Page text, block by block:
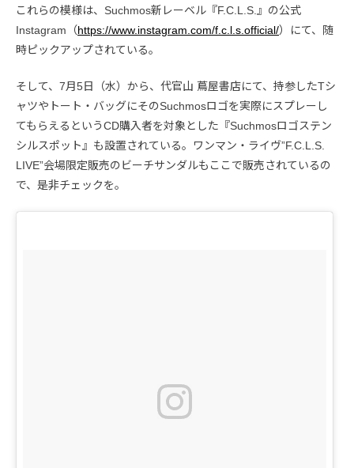
これらの模様は、Suchmos新レーベル『F.C.L.S.』の公式
Instagram（https://www.instagram.com/f.c.l.s.official/）にて、随
時ピックアップされている。
そして、7月5日（水）から、代官山 蔦屋書店にて、持参したTシ
ャツやトート・バッグにそのSuchmosロゴを実際にスプレーし
てもらえるというCD購入者を対象とした『Suchmosロゴステン
シルスポット』も設置されている。ワンマン・ライヴ”F.C.L.S.
LIVE”会場限定販売のビーチサンダルもここで販売されているの
で、是非チェックを。